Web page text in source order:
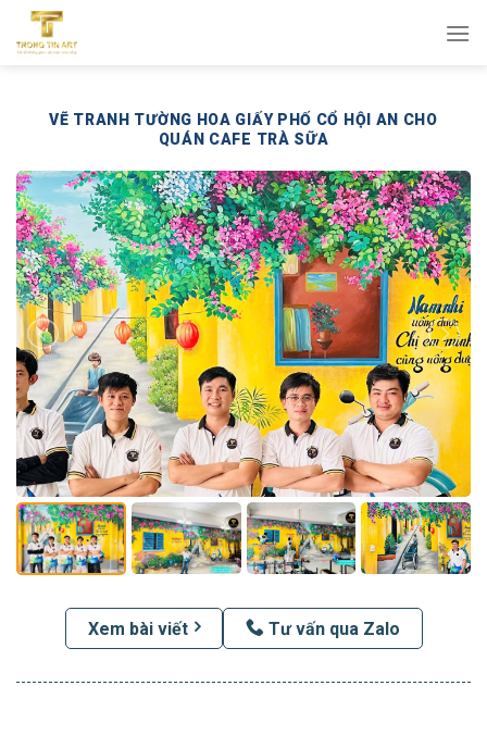
qua
VẼ TRANH TƯỜNG HOA GIẤY PHỐ CỔ HỘI AN CHO
QUÁN CAFE TRÀ SỮA
Xem bài viết Tư vấn qua Zalo